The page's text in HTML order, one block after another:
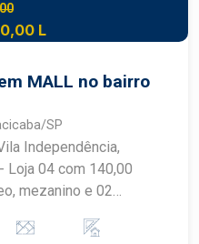
L
MALL no bairro
SP
Independência,
Loja 04 com 140,00
mezanino e 02
iluminação,